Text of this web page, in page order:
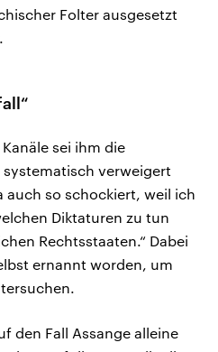
Folter ausgesetzt
sei ihm die
verweigert
auch so schockiert, weil ich
Diktaturen zu tun
Rechtsstaaten.“ Dabei
ernannt worden, um
den Fall Assange alleine